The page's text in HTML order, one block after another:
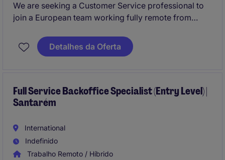
We are seeking a Customer Service professional to
join a European team working fully remote from
industry. The role involves providing exceptional
customer support and ensuring seamless
Detalhes da Oferta
Full Service Backoffice Specialist (Entry Level) |
Santarém
International
Indefinido
Trabalho Remoto / Híbrido